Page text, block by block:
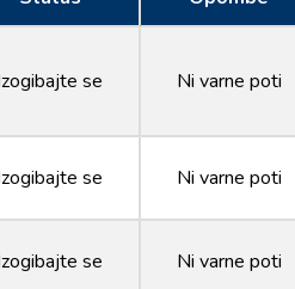
se Ni varne poti
se Ni varne poti
se Ni varne poti